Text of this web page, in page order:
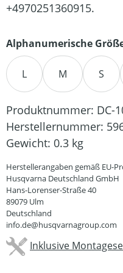
+4970251360915.
Alphanumerische
L M S
Produktnummer: DC-
Herstellernummer:
Gewicht: 0.3 kg
Herstellerangaben gemäß EU-
Husqvarna Deutschland GmbH
Hans-Lorenser-Straße 40
89079 Ulm
Deutschland
info.de@husqvarnagroup.com
Inklusive